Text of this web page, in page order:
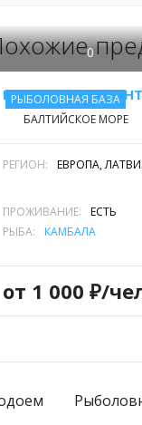
РЫБОЛОВНАЯ БАЗА
0
КОМПЛЕКС
БАЛТИЙСКОЕ МОРЕ
РЕГИОН: ЕВРОПА,
ПРОЖИВАНИЕ:
ЕСТЬ
РЫБА:
КАМБАЛА
от 1 000 ₽/